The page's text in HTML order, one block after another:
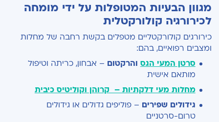
מגוון הבעיות המטופלות על ידי מומחה
לכירורגיה קולורקטלית
כירורגים קולורקטליים מטפלים בקשת רחבה של מחלות
ומצבים רפואיים, בהם:
סרטן המעי הגס והרקטום – אבחון, כריתה וטיפול
מותאם אישית
מחלות מעי דלקתיות – קרוהן וקוליטיס כיבית
גידולים שפירים –פוליפים גדולים או גידולים
טרום-סרטניים